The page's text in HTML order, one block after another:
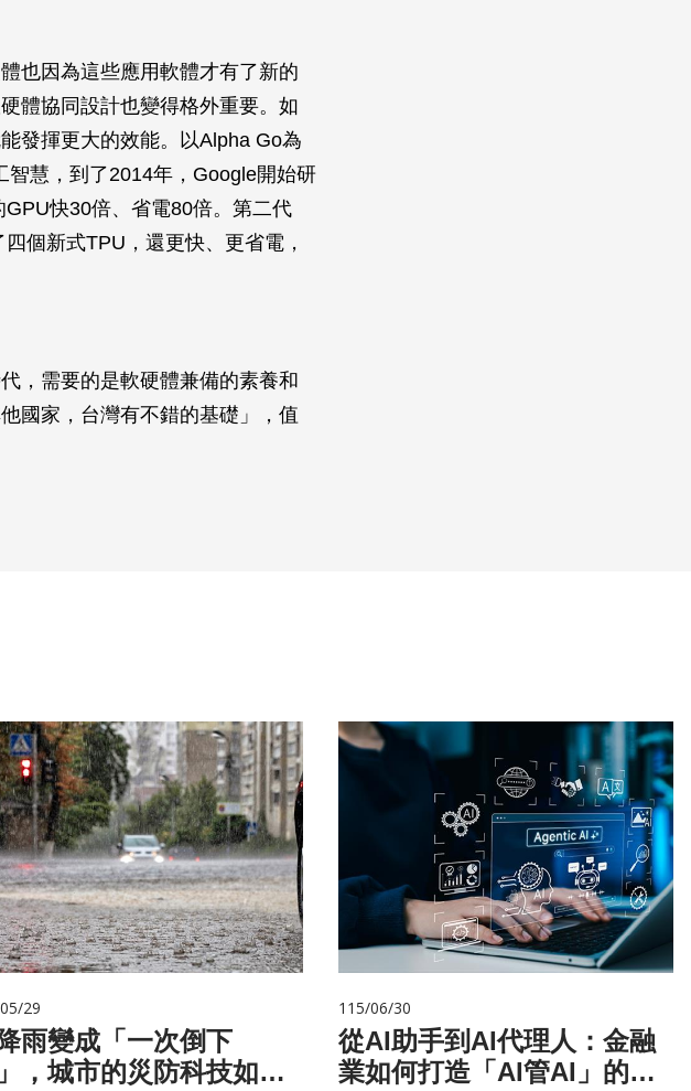
也因為這些應用軟體才有了新的
體協同設計也變得格外重要。如
發揮更大的效能。以Alpha Go為
慧，到了2014年，Google開始研
快30倍、省電80倍。第二代
個新式TPU，還更快、更省電，
，需要的是軟硬體兼備的素養和
國家，台灣有不錯的基礎」，值
29
雨變成「一次倒下
，城市的災防科技如何
115/06/30
從AI助手到AI代理人：金融
業如何打造「AI管AI」的新